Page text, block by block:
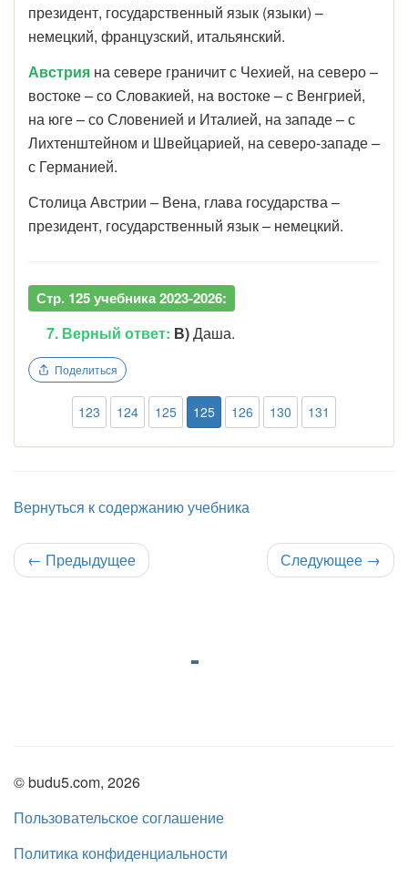
президент, государственный язык (языки) –
немецкий, французский, итальянский.
Австрия на севере граничит с Чехией, на северо –
востоке – со Словакией, на востоке – с Венгрией,
на юге – со Словенией и Италией, на западе – с
Лихтенштейном и Швейцарией, на северо-западе –
с Германией.
Столица Австрии – Вена, глава государства –
президент, государственный язык – немецкий.
Стр. 125 учебника 2023-2026:
7. Верный ответ: В)Даша.
Поделиться
123 124 125 125 126 130 131
Вернуться к содержанию учебника
← Предыдущее Следующее →
© budu5.com, 2026
Пользовательское соглашение
Политика конфиденциальности